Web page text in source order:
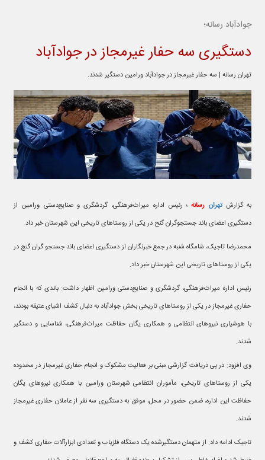
جوادآباد رسانه؛
دستگیری سه حفار غیرمجاز در جوادآباد
تهران رسانه | سه حفار غیرمجاز در جوادآباد ورامین دستگیر شدند.
به گزارش تهران رسانه ؛ رئیس اداره میراث‌فرهنگی، گردشگری و صنایع‌دستی ورامین از
دستگیری اعضای باند جستجوگران گنج در یکی از روستاهای تاریخی این شهرستان خبر داد.
محمدرضا تاجیک، شامگاه شنبه در جمع خبرنگاران از دستگیری اعضای باند جستجو گران گنج در
یکی از روستاهای تاریخی این شهرستان خبر داد.
رئیس اداره میراث‌فرهنگی، گردشگری و صنایع‌دستی ورامین اظهار داشت: باندی که با انجام
حفاری غیرمجاز در یکی از روستاهای تاریخی بخش جوادآباد به دنبال کشف اشیای عتیقه بودند،
با هوشیاری نیروهای انتظامی و همکاری یگان حفاظت میراث‌فرهنگی، شناسایی و دستگیر
شدند.
وی افزود: در پی دریافت گزارشی مبنی بر فعالیت مشکوک و انجام حفاری غیرمجاز در محدوده
یکی از روستاهای تاریخی، مأموران انتظامی شهرستان ورامین با همکاری نیروهای یگان
حفاظت این اداره، ضمن حضور در محل، موفق به دستگیری سه نفر از عاملان حفاری غیرمجاز
شدند.
تاجیک ادامه داد: از متهمان دستگیرشده یک دستگاه فلزیاب و تعدادی ابزارآلات حفاری کشف و